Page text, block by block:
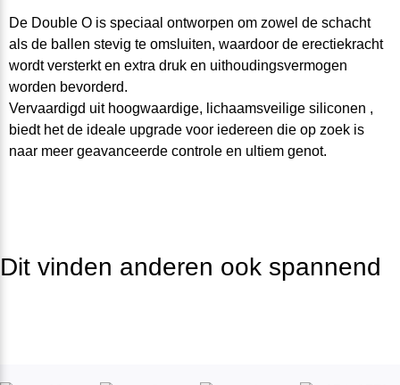
De Double O is speciaal ontworpen om zowel de schacht
als de ballen stevig te omsl uiten, waardoor de erectiekracht
wordt versterkt en extra druk en uithoudingsvermogen
worden bevorderd.
Vervaardigd uit hoogwaardige, lichaamsveilige siliconen ,
biedthet de ideal e upgrade voor iedereen die op zoek is
naar meer geavanceerde controle en u ltiem genot.
Dit vinden anderen ook spannend